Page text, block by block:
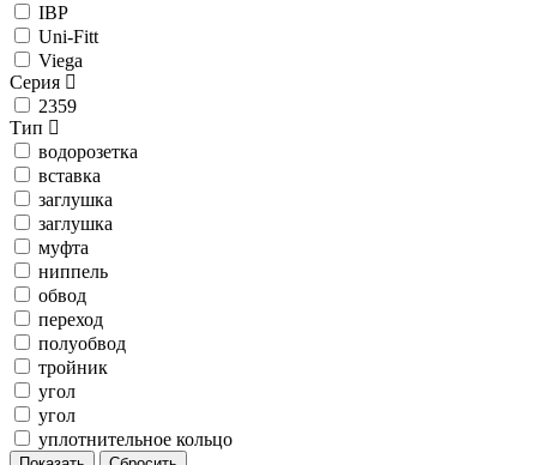
IBP
Uni-Fitt
Viega
Серия
2359
Тип
водорозетка
вставка
заглушка
заглушка
муфта
ниппель
обвод
переход
полуобвод
тройник
угол
угол
уплотнительное кольцо